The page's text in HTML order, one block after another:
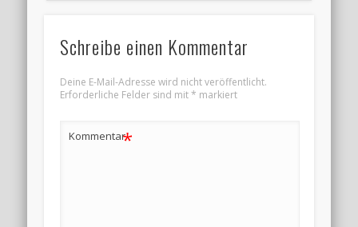
Schreibe einen Kommentar
Deine E-Mail-Adresse wird nicht veröffentlicht.
Erforderliche Felder sind mit* markiert
Kommentar*